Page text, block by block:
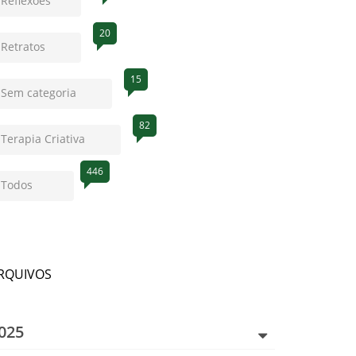
Retratos
20
Sem categoria
15
Terapia Criativa
82
Todos
446